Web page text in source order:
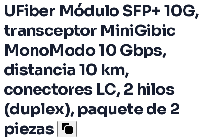
UFiber Módulo SFP+ 10G,
transceptor MiniGibic
MonoModo 10 Gbps,
distancia 10 km,
conectores LC, 2 hilos
(duplex), paquete de 2
piezas